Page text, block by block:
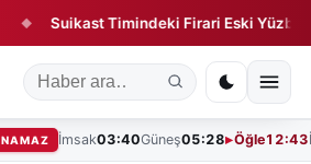
Suikast Timindeki Firari Eski Yüzbaşı
NAMAZ İmsak03:40Güneş05:28 Öğle12:43